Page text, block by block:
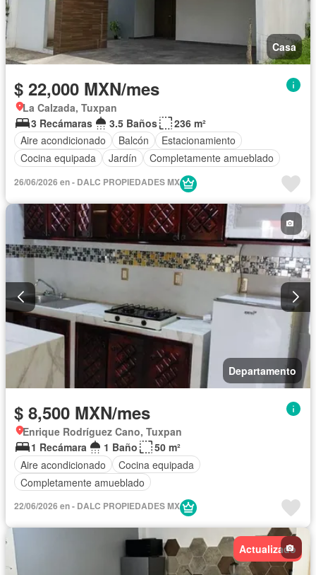
Casa
$ 22,000 MXN/mes
La Calzada, Tuxpan
3 Recámaras
3.5 Baños
236 m²
Aire acondicionado
Balcón
Estacionamiento
Cocina equipada
Jardín Completamente amueblado
26/06/2026 en - DALC PROPIEDADES MX
Departamento
$ 8,500 MXN/mes
Enrique Rodríguez Cano, Tuxpan
1 Recámara
1 Baño
50 m²
Aire acondicionado
Cocina equipada
Completamente amueblado
22/06/2026 en - DALC PROPIEDADES MX
Actualizado